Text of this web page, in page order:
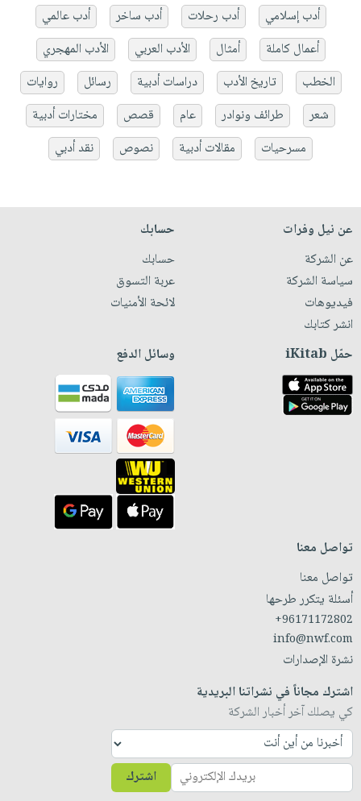
أدب إسلامي أدب رحلات أدب ساخر
أدب عالمي
أعمال كاملة
أمثال الأدب العربي
الأدب المهجري
الخطب
تاريخ الأدب دراسات أدبية رسائل
روايات
شعر
طرائف ونوادر عام قصص
مختارات أدبية
مسرحيات
مقالات أدبية نصوص نقد أدبي
عن نيل وفرات
عن الشركة
سياسة الشركة
فيديوهات
انشر كتابك
حسابك
حسابك
عربة التسوق
لائحة الأمنيات
حمّل iKitab وسائل الدفع
تواصل معنا
تواصل معنا
أسئلة يتكرر طرحها
+96171172802
info@nwf.com
نشرة الإصدارات
اشترك مجاناً في نشراتنا البريدية
كي يصلك آخر أخبار الشركة
اشترك